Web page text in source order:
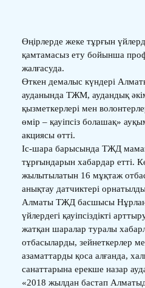
Өңірлерде жеке тұрғын
қамтамасыз ету бойынша
жалғасуда.
Өткен демалыс күндері
ауданында ТЖМ, аудандық
қызметкерлері мен
өмір – қауіпсіз болашақ»
акциясы өтті.
Іс-шара барысында ТЖД
тұрғындарын хабардар етті.
жылытылатын 16 мұқтаж
анықтау датчиктері
Алматы ТЖД басшысы Нұрлан
үйлердегі қауіпсіздікті
жатқан шаралар туралы
отбасыларды, зейнеткерлер
азаматтарды қоса алғанда,
санаттарына ерекше назар
«2018 жылдан бастап